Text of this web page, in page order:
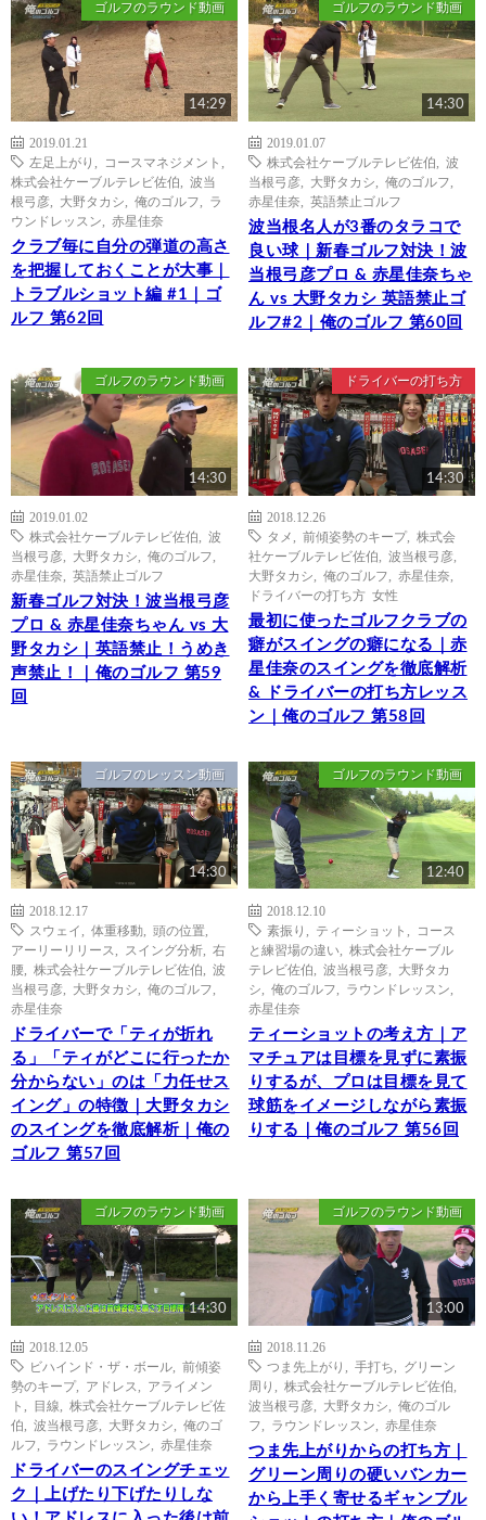
ゴルフのラウンド動画
14:29
2019.01.21
左足上がり
コースマネジメント
株式会社ケーブルテレビ佐伯
波当
根弓彦
大野タカシ 俺のゴルフ
ラ
ウンドレッスン
赤星佳奈
クラブ毎に自分の弾道の高さ
を把握しておくことが大事｜
トラブルショット編 #1｜ゴ
ルフ 第62回
ゴルフのラウンド動画
14:30
2019.01.07
株式会社ケーブルテレビ佐伯
波
当根弓彦
大野タカシ 俺のゴルフ
赤星佳奈
英語禁止ゴルフ
波当根名人が3番のタラコで
良い球｜新春ゴルフ対決！波
当根弓彦プロ & 赤星佳奈ちゃ
ん vs 大野タカシ 英語禁止ゴ
ルフ#2｜俺のゴルフ 第60回
ゴルフのラウンド動画
14:30
2019.01.02
株式会社ケーブルテレビ佐伯
波
当根弓彦
大野タカシ 俺のゴルフ
赤星佳奈
英語禁止ゴルフ
新春ゴルフ対決！波当根弓彦
プロ & 赤星佳奈ちゃん vs 大
野タカシ｜英語禁止！うめき
声禁止！｜俺のゴルフ 第59
回
ドライバーの打ち方
14:30
2018.12.26
タメ
前傾姿勢のキープ, 株式会
社ケーブルテレビ佐伯
波当根弓彦
大野タカシ
俺のゴルフ 赤星佳奈
ドライバーの打ち方 女性
最初に使ったゴルフクラブの
癖がスイングの癖になる｜赤
星佳奈のスイングを徹底解析
& ドライバーの打ち方レッス
ン｜俺のゴルフ 第58回
ゴルフのレッスン動画
14:30
2018.12.17
スウェイ
体重移動 頭の位置
アーリーリリース
スイング分析
右
腰
株式会社ケーブルテレビ佐伯
波
当根弓彦
大野タカシ 俺のゴルフ
赤星佳奈
ドライバーで「ティが折れ
る」「ティがどこに行ったか
分からない」のは「力任せス
イング」の特徴｜大野タカシ
のスイングを徹底解析｜俺の
ゴルフ 第57回
ゴルフのラウンド動画
12:40
2018.12.10
素振り
ティーショット
コース
と練習場の違い
株式会社ケーブル
テレビ佐伯
波当根弓彦
大野タカ
シ
俺のゴルフ ラウンドレッスン
赤星佳奈
ティーショットの考え方｜ア
マチュアは目標を見ずに素振
りするが、プロは目標を見て
球筋をイメージしながら素振
りする｜俺のゴルフ 第56回
ゴルフのラウンド動画
14:30
2018.12.05
ビハインド・ザ・ボール
前傾姿
勢のキープ, アドレス
アライメン
ト
目線
株式会社ケーブルテレビ佐
伯
波当根弓彦 大野タカシ
俺のゴ
ルフ
ラウンドレッスン 赤星佳奈
ドライバーのスイングチェッ
ク｜上げたり下げたりしな
ゴルフのラウンド動画
13:00
2018.11.26
つま先上がり
手打ち
グリーン
周り
株式会社ケーブルテレビ佐伯
波当根弓彦
大野タカシ
俺のゴル
フ
ラウンドレッスン 赤星佳奈
つま先上がりからの打ち方｜
グリーン周りの硬いバンカー
から上手く寄せるギャンブル